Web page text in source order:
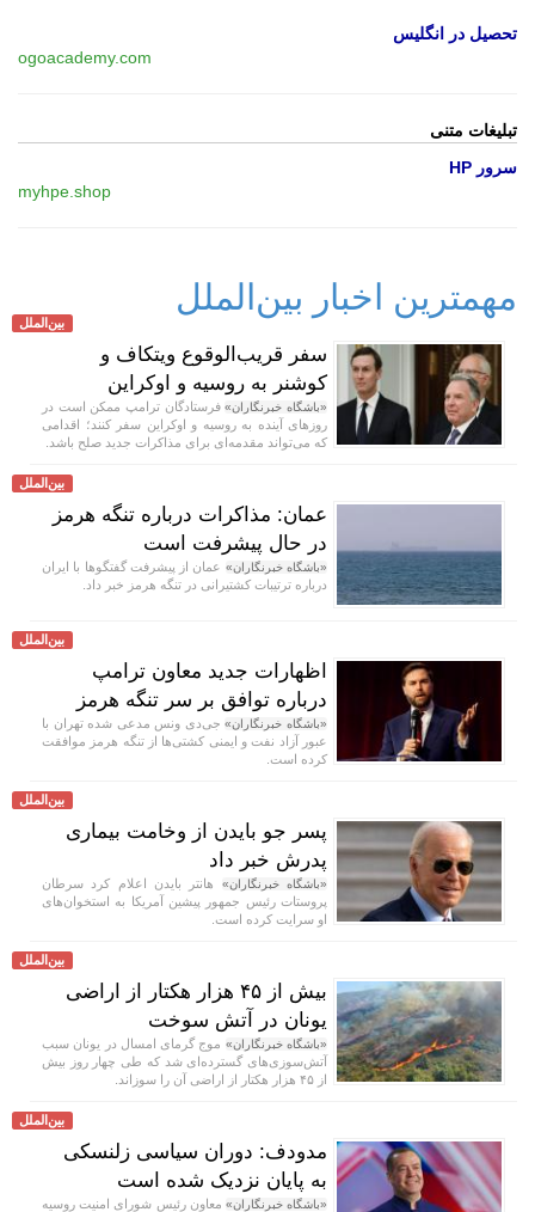
تحصیل در انگلیس
ogoacademy.com
تبلیغات متنی
سرور HP
myhpe.shop
مهمترین اخبار بین‌الملل
بین‌الملل
سفر قریب‌الوقوع ویتکاف و
کوشنر به روسیه و اوکراین
«باشگاه خبرنگاران»فرستادگان ترامپ ممکن است در
روز‌های آینده به روسیه و اوکراین سفر کنند؛ اقدامی
که می‌تواند مقدمه‌ای برای مذاکرات جدید صلح باشد.
بین‌الملل
عمان: مذاکرات درباره تنگه هرمز
در حال پیشرفت است
«باشگاه خبرنگاران» عمان از پیشرفت گفتگوها با ایران
درباره ترتیبات کشتیرانی در تنگه هرمز خبر داد.
بین‌الملل
اظهارات جدید معاون ترامپ
درباره توافق بر سر تنگه هرمز
«باشگاه خبرنگاران»جی‌دی ونس مدعی شده تهران با
عبور آزاد نفت و ایمنی کشتی‌ها از تنگه هرمز موافقت
کرده است.
بین‌الملل
پسر جو بایدن از وخامت بیماری
پدرش خبر داد
«باشگاه خبرنگاران» هانتر بایدن اعلام کرد سرطان
پروستات رئیس جمهور پیشین آمریکا به استخوان‌های
او سرایت کرده است.
بین‌الملل
بیش از ۴۵ هزار هکتار از اراضی
یونان در آتش سوخت
«باشگاه خبرنگاران» موج گرمای امسال در یونان سبب
آتش‌سوزی‌های گسترده‌ای شد که طی چهار روز بیش
از ۴۵ هزار هکتار از اراضی آن را سوزاند.
بین‌الملل
مدودف: دوران سیاسی زلنسکی
به پایان نزدیک شده است
«باشگاه خبرنگاران» معاون رئیس شورای امنیت روسیه